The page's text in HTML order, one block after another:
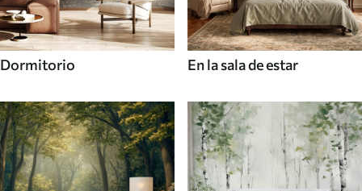
Dormitorio En la sala de estar